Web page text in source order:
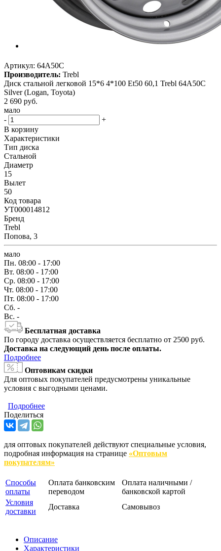
Артикул: 64A50C
Производитель: Trebl
Диск стальной легковой 15*6 4*100 Et50 60,1 Trebl 64A50C
Silver (Logan, Toyota)
2 690 руб.
мало
-
+
В корзину
Характеристики
Тип диска
Стальной
Диаметр
15
Вылет
50
Код товара
УТ000014812
Бренд
Trebl
Попова, 3
мало
Пн. 08:00 - 17:00
Вт. 08:00 - 17:00
Ср. 08:00 - 17:00
Чт. 08:00 - 17:00
Пт. 08:00 - 17:00
Сб. -
Вс. -
Бесплатная доставка
По городу доставка осуществляется бесплатно от 2500 руб.
Доставка на следующий день после оплаты.
Подробнее
Оптовикам скидки
Для оптовых покупателей предусмотрены уникальные
условия с выгодными ценами.
Подробнее
Поделиться
для оптовых покупателей действуют специальные условия,
подробная информация на странице «Оптовым
покупателям»
Способы
оплаты
Оплата банковским
переводом
Оплата наличными /
банковской картой
Условия
доставки
Доставка Самовывоз
Описание
Характеристики